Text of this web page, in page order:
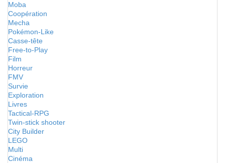
Moba
Coopération
Mecha
Pokémon-Like
Casse-tête
Free-to-Play
Film
Horreur
FMV
Survie
Exploration
Livres
Tactical-RPG
Twin-stick shooter
City Builder
LEGO
Multi
Cinéma